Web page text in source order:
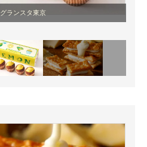
グランスタ東京